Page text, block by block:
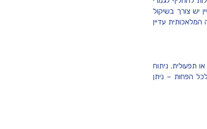
יש צורך בשיקול
עדיין
תפעולית. ניתוח
הפחות – ניתן